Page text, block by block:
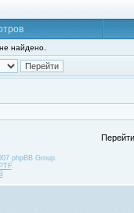
найдено.
phpBB Group.
PTF.